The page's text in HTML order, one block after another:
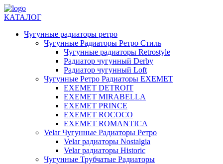
КАТАЛОГ
Чугунные радиаторы ретро
Чугунные Радиаторы Ретро Стиль
Чугунные радиаторы Retrostyle
Радиатор чугунный Derby
Радиатор чугунный Loft
Чугунные Ретро Радиаторы EXEMET
EXEMET DETROIT
EXEMET MIRABELLA
EXEMET PRINCE
EXEMET ROCOCO
EXEMET ROMANTICA
Velar Чугунные Радиаторы Ретро
Velar радиаторы Nostalgia
Velar радиаторы Historic
Чугунные Трубчатые Радиаторы